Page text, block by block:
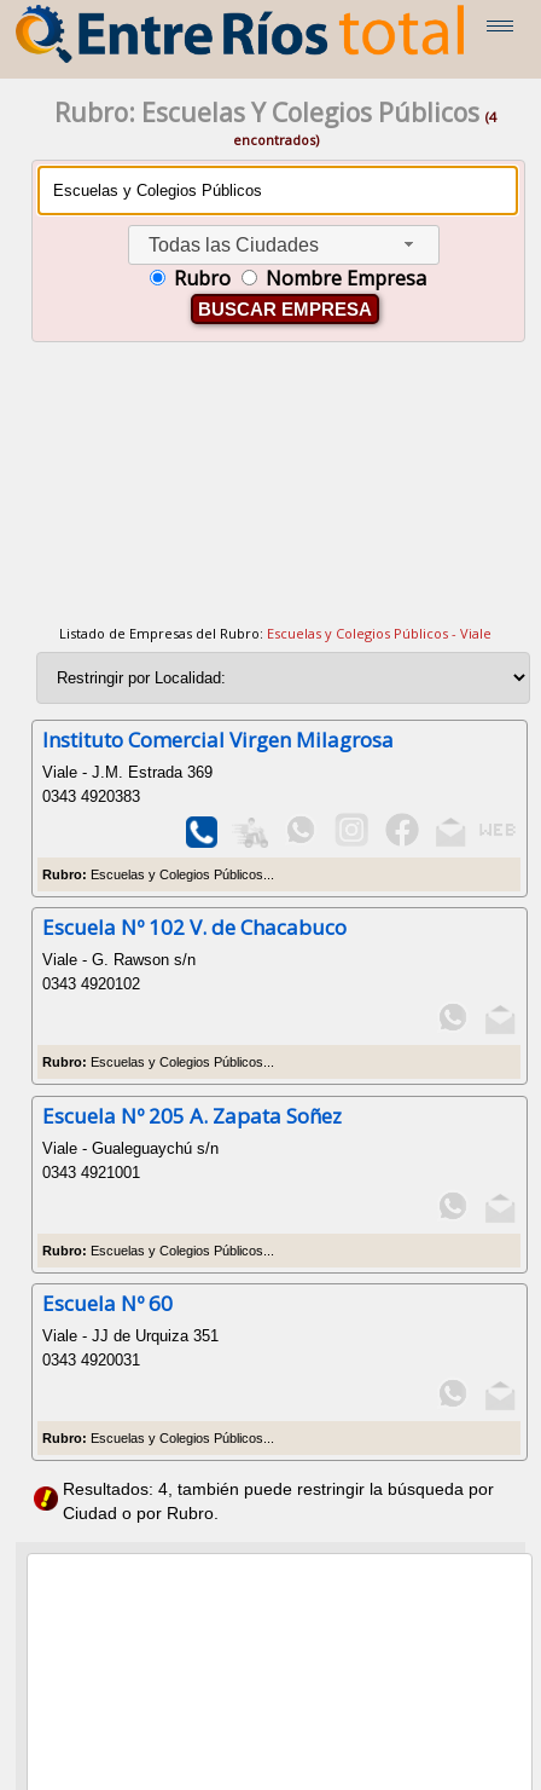
Rubro: Escuelas Y Colegios Públicos(4
encontrados)
Todas las Ciudades
Rubro Nombre Empresa
BUSCAR EMPRESA
Listado de Empresas del Rubro: Escuelas y Colegios Públicos - Viale
Instituto Comercial Virgen Milagrosa
Viale - J.M. Estrada 369
0343 4920383
Rubro: Escuelas y Colegios Públicos...
Escuela Nº 102 V. de Chacabuco
Viale - G. Rawson s/n
0343 4920102
Rubro: Escuelas y Colegios Públicos...
Escuela Nº 205 A. Zapata Soñez
Viale - Gualeguaychú s/n
0343 4921001
Rubro: Escuelas y Colegios Públicos...
Escuela Nº 60
Viale - JJ de Urquiza 351
0343 4920031
Rubro: Escuelas y Colegios Públicos...
Resultados: 4, también puede restringir la búsqueda por
Ciudad o por Rubro.